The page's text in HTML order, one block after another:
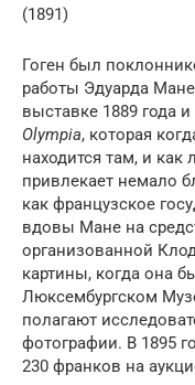
(1891)
Гоген был
работы Эдуарда
выставке 1889 года
Olympia, которая
находится там, и
привлекает немало
как французское
вдовы Мане на
организованной
картины, когда она
Люксембургском
полагают
фотографии. В 1895
230 франков на